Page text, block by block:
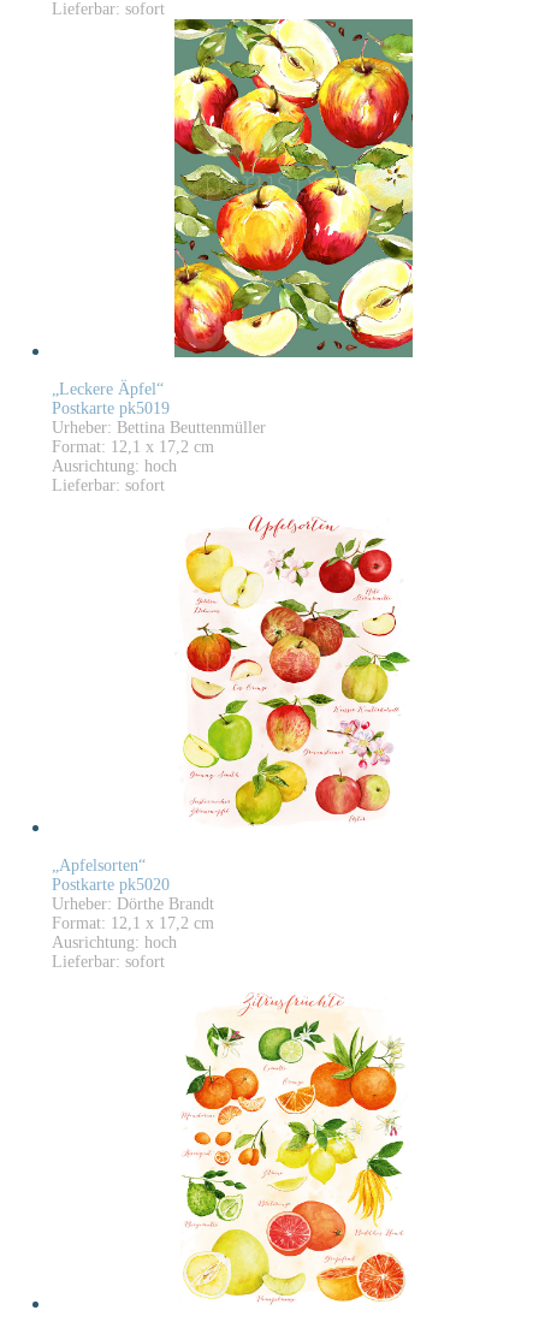
Lieferbar: sofort
„Leckere Äpfel“
Postkarte pk5019
Urheber: Bettina Beuttenmüller
Format: 12,1 x 17,2 cm
Ausrichtung: hoch
Lieferbar: sofort
„Apfelsorten“
Postkarte pk5020
Urheber: Dörthe Brandt
Format: 12,1 x 17,2 cm
Ausrichtung: hoch
Lieferbar: sofort